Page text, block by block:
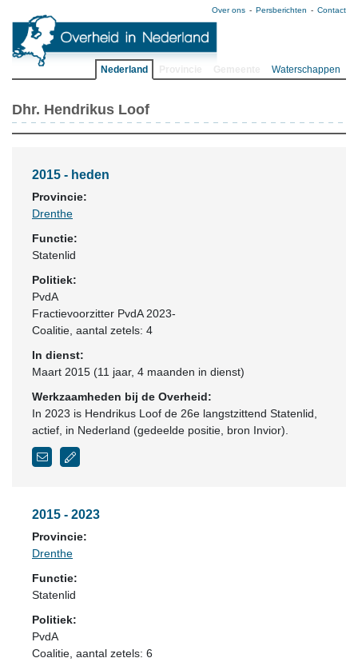
Over ons Persberichten Contact
Nederland Waterschappen
Dhr. Hendrikus Loof
2015 - heden
Provincie:
Drenthe
Functie:
Statenlid
Politiek:
PvdA
Fractievoorzitter PvdA 2023-
Coalitie , aantal zetels: 4
In dienst:
Maart 2015 (11 jaar, 4 maanden in dienst)
Werkzaamheden bij de Overheid:
In 2023 is Hendrikus Loof de 26e langstzittend Statenlid,
actief, in Nederland (gedeelde positie, bron Invior).
2015 - 2023
Provincie:
Drenthe
Functie:
Statenlid
Politiek:
PvdA
Coalitie , aantal zetels: 6